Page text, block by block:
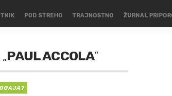
POD STREHO TRAJNOSTNO ŽURNAL
PAUL ACCOLA”